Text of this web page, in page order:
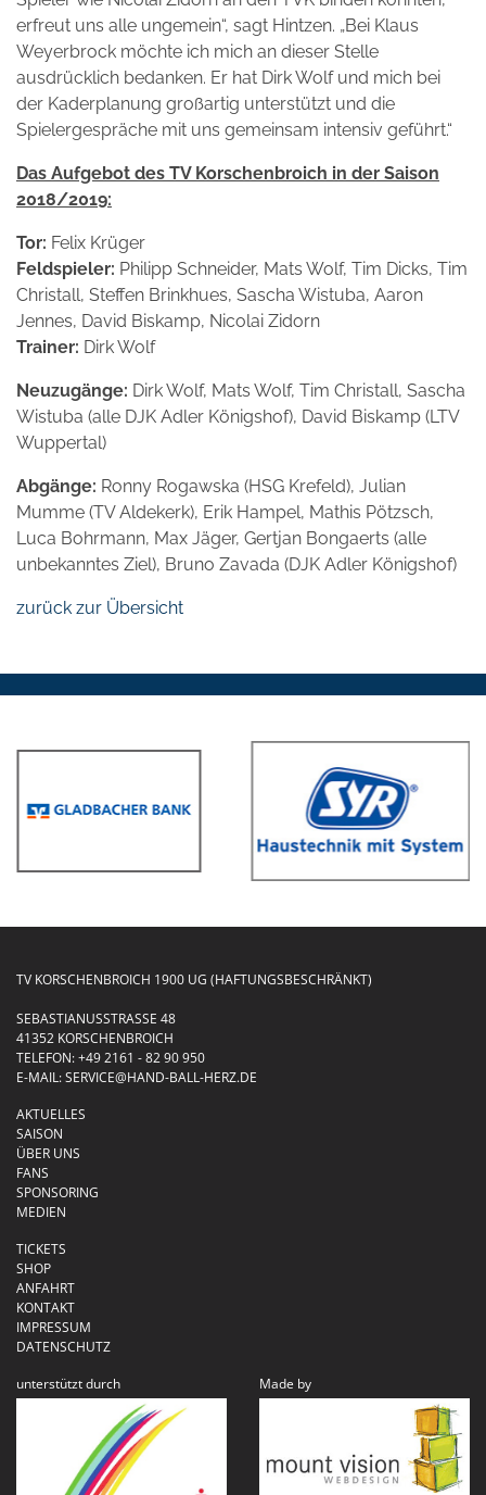
erfreut uns alle ungemein“, sagt Hintzen. „Bei Klaus
Weyerbrock möchte ich mich an dieser Stelle
ausdrücklich bedanken. Er hat Dirk Wolf und mich bei
der Kaderplanung großartig unterstützt und die
Spielergespräche mit uns gemeinsam intensiv geführt.“
Das Aufgebot des TV Korschenbroich in der Saison
2018/2019:
Tor: Felix Krüger
Feldspieler: Philipp Schneider, Mats Wolf, Tim Dicks, Tim
Christall, Steffen Brinkhues, Sascha Wistuba, Aaron
Jennes, David Biskamp, Nicolai Zidorn
Trainer: Dirk Wolf
Neuzugänge: Dirk Wolf, Mats Wolf, Tim Christall, Sascha
Wistuba (alle DJK Adler Königshof), David Biskamp (LTV
Wuppertal)
Abgänge: Ronny Rogawska (HSG Krefeld), Julian
Mumme (TV Aldekerk), Erik Hampel, Mathis Pötzsch,
Luca Bohrmann, Max Jäger, Gertjan Bongaerts (alle
unbekanntes Ziel), Bruno Zavada (DJK Adler Königshof)
zurück zur Übersicht
TV KORSCHENBROICH 1900 UG (HAFTUNGSBESCHRÄNKT)
SEBASTIANUSSTRASSE 48
41352 KORSCHENBROICH
TELEFON:+49 2161 - 82 90 950
E-MAIL:SERVICE@HAND-BALL-HERZ.DE
AKTUELLES
SAISON
ÜBER UNS
FANS
SPONSORING
MEDIEN
TICKETS
SHOP
ANFAHRT
KONTAKT
IMPRESSUM
DATENSCHUTZ
unterstützt durch
Made by